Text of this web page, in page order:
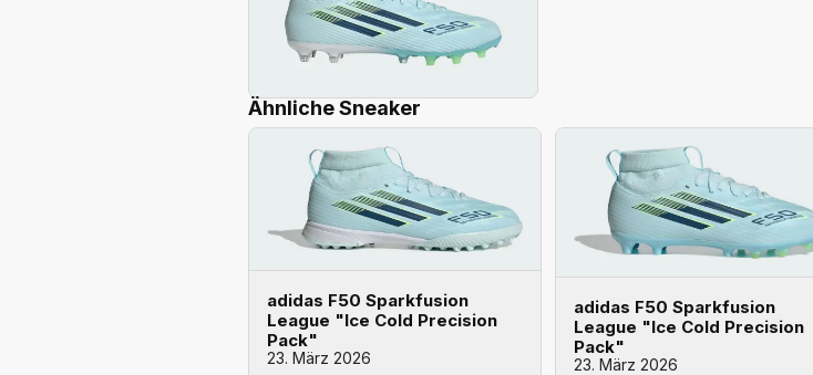
Ähnliche Sneaker
adidas F50 Sparkfusion
League "Ice Cold Precision
Pack"
23. März 2026
adidas F50 Sparkfusion
League "Ice Cold Precision
Pack"
23. März 2026